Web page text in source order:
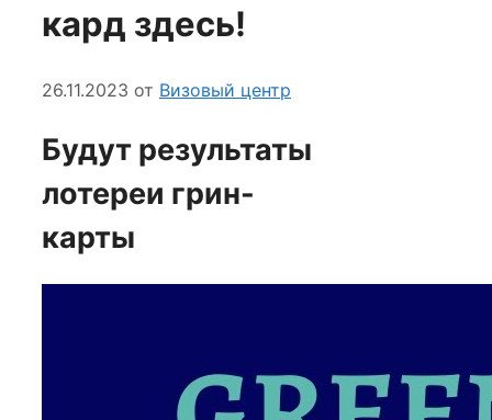
кард здесь!
26.11.2023 от Визовый центр
Будут результаты
лотереи грин-
карты